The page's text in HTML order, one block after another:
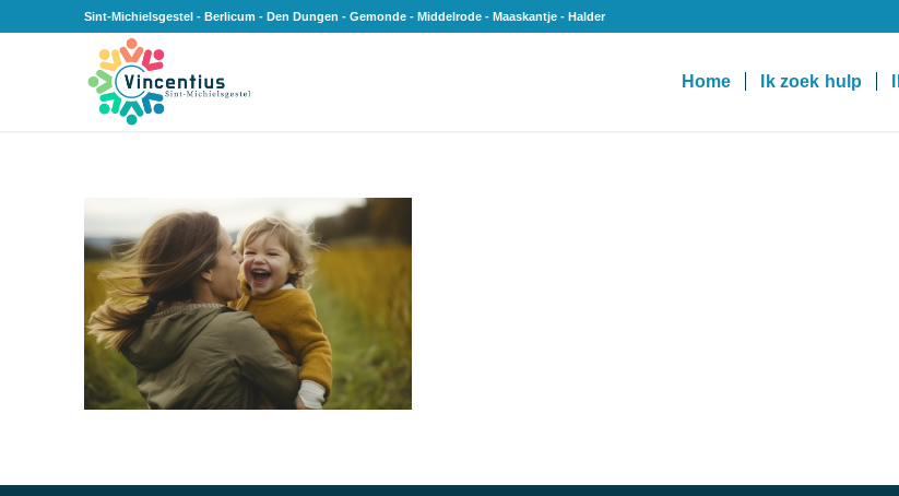
Sint-Michielsgestel - Berlicum - Den Dungen - Gemonde - Middelrode - Maaskantje - Halder
Home Ik zoek hulp